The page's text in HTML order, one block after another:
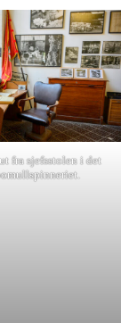
fra sjefsstolen i det